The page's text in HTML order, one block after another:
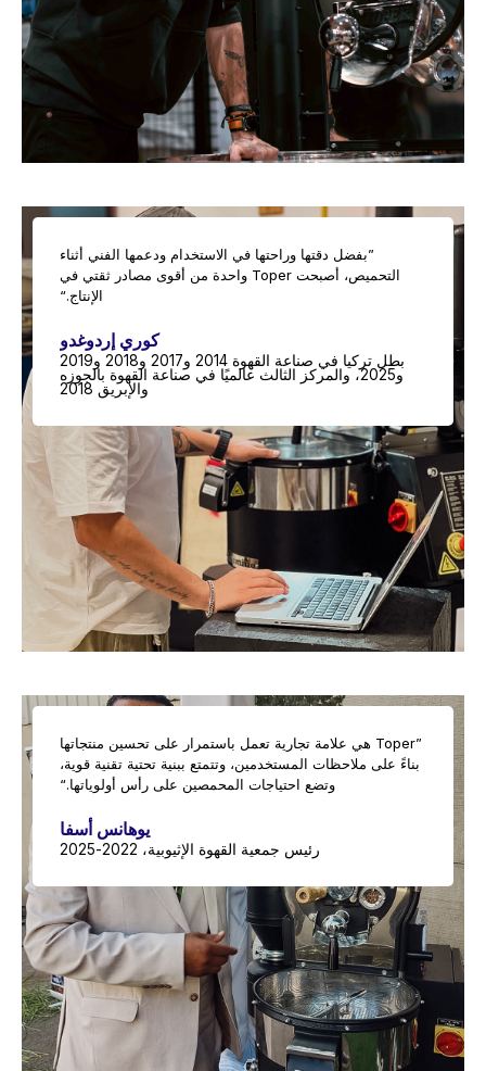
”بفضل دقتها وراحتها في الاستخدام ودعمها الفني أثناء
التحميص، أصبحت Toper واحدة من أقوى مصادر ثقتي في
الإنتاج.“
كوري إردوغدو
بطل تركيا في صناعة القهوة 2014 و2017 و2018 و2019
و2025، والمركز الثالث عالميًا في صناعة القهوة بالجوزه
والإبريق 2018
”Toper هي علامة تجارية تعمل باستمرار على تحسين منتجاتها
بناءً على ملاحظات المستخدمين، وتتمتع ببنية تحتية تقنية قوية،
وتضع احتياجات المحمصين على رأس أولوياتها.“
يوهانس أسفا
رئيس جمعية القهوة الإثيوبية، 2022-2025